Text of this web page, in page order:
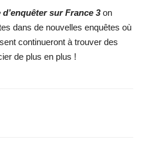
sur France 3on
dans de nouvelles enquêtes où
continueront à trouver des
de plus en plus !